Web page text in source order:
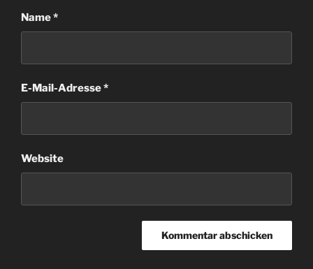
Name*
E-Mail-Adresse*
Website